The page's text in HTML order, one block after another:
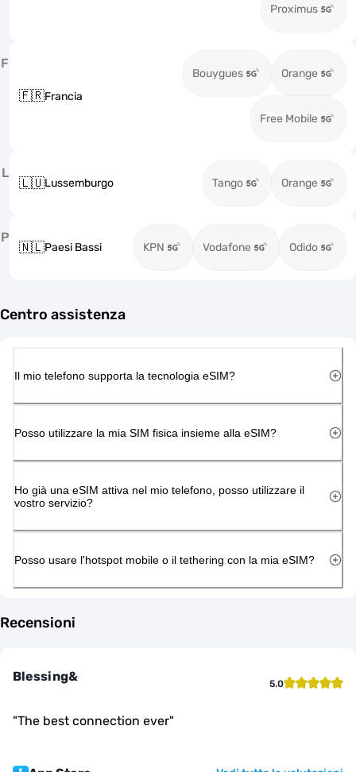
Proximus
F
🇫🇷Francia
Bouygues Orange
Free Mobile
L
🇱🇺Lussemburgo Tango Orange
P
🇳🇱Paesi Bassi KPN Vodafone Odido
Centro assistenza
Il mio telefono supporta la tecnologia eSIM?
Posso utilizzare la mia SIM fisica insieme alla eSIM?
Ho già una eSIM attiva nel mio telefono, posso utilizzare il
vostro servizio?
Posso usare l'hotspot mobile o il tethering con la mia eSIM?
Recensioni
Blessing& 5.0
"The best connection ever"